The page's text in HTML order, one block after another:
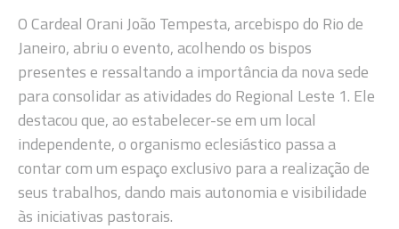
O Cardeal Orani João Tempesta, arcebispo do Rio de
Janeiro, abriu o evento, acolhendo os bispos
presentes e ressaltando a importância da nova sede
para consolidar as atividades do Regional Leste 1. Ele
destacou que, ao estabelecer-se em um local
independente, o organismo eclesiástico passa a
contar com um espaço exclusivo para a realização de
seus trabalhos, dando mais autonomia e visibilidade
às iniciativas pastorais.